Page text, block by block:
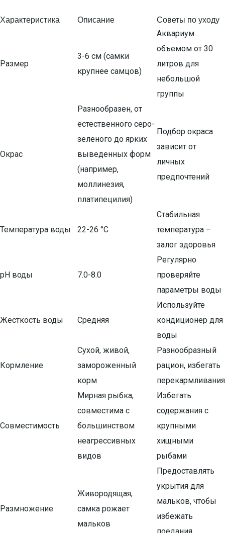
Характеристика Описание Советы по уходу
Размер
3-6 см (самки
крупнее самцов)
Аквариум
объемом от 30
литров для
небольшой
группы
Окрас
Разнообразен, от
естественного серо-
зеленого до ярких
выведенных форм
(например,
моллинезия,
платипецилия)
Подбор окраса
зависит от
личных
предпочтений
Температура воды 22-26 °C
Стабильная
температура –
залог здоровья
pH воды 7.0-8.0
Регулярно
проверяйте
параметры воды
Жесткость воды Средняя
Используйте
кондиционер для
воды
Кормление
Сухой, живой,
замороженный
корм
Разнообразный
рацион, избегать
перекармливания
Совместимость
Мирная рыбка,
совместима с
большинством
неагрессивных
видов
Избегать
содержания с
крупными
хищными
рыбами
Размножение
Живородящая,
самка рожает
мальков
Предоставлять
укрытия для
мальков, чтобы
избежать